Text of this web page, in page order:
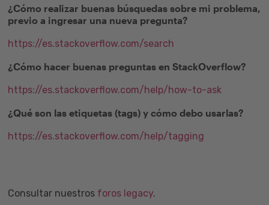
¿Cómo realizar buenas búsquedas sobre mi problema,
previo a ingresar una nueva pregunta?
https://es.stackoverflow.com/search
¿Cómo hacer buenas preguntas en StackOverflow?
https://es.stackoverflow.com/help/how-to-ask
¿Qué son las etiquetas (tags) y cómo debo usarlas?
https://es.stackoverflow.com/help/tagging
Consultar nuestros foros legacy.